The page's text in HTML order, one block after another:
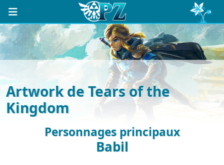
Artwork de Tears of the
Kingdom
Personnages principaux
Babil